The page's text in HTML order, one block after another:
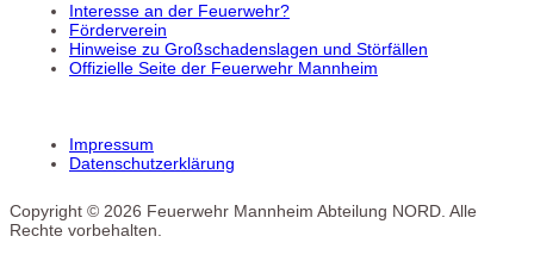
Interesse an der Feuerwehr?
Förderverein
Hinweise zu Großschadenslagen und Störfällen
Offizielle Seite der Feuerwehr Mannheim
Impressum
Datenschutzerklärung
Copyright © 2026 Feuerwehr Mannheim Abteilung NORD. Alle
Rechte vorbehalten.